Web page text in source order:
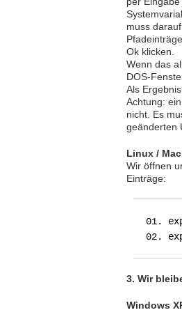
muss
Ok klicken.
Wenn das
DOS-
Als Ergebnis
Achtung:
nicht. Es
geänderten
Linux /
Wir öffnen
Einträge:
3. Wir
Windows